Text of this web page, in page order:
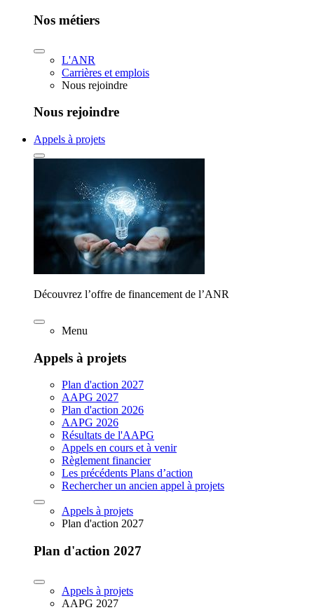
Nos métiers
L'ANR
Carrières et emplois
Nous rejoindre
Nous rejoindre
Appels à projets
Découvrez l’offre de financement de l’ANR
Menu
Appels à projets
Plan d'action 2027
AAPG 2027
Plan d'action 2026
AAPG 2026
Résultats de l'AAPG
Appels en cours et à venir
Règlement financier
Les précédents Plans d’action
Rechercher un ancien appel à projets
Appels à projets
Plan d'action 2027
Plan d'action 2027
Appels à projets
AAPG 2027